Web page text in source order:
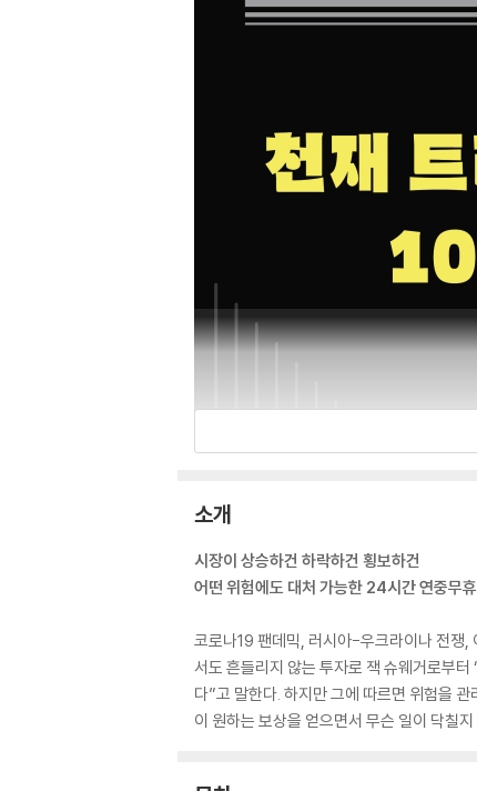
소개
시장이 상승하건 하락하건 횡보하건
어떤 위험에도 대처 가능한 24시간 연중무
코로나19 팬데믹, 러시아-우크라이나 전쟁,
서도 흔들리지 않는 투자로 잭 슈웨거로부터
다”고 말한다. 하지만 그에 따르면 위험을 관
이 원하는 보상을 얻으면서 무슨 일이 닥칠